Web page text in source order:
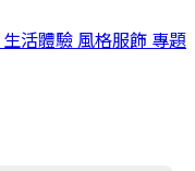
生活體驗 風格服飾 專題